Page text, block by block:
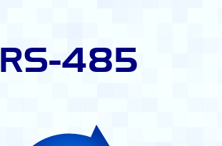
RS-485